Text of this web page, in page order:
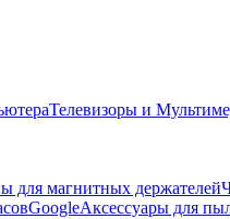
Телевизоры и
для магнитных держателей
GoogleАксессуары для